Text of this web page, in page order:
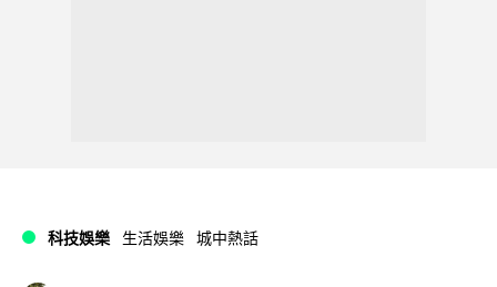
科技娛樂 生活娛樂 城中熱話